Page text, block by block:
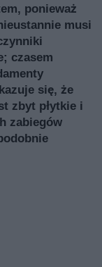
ponieważ
musi
czasem
się, że
zbyt płytkie i
zabiegów